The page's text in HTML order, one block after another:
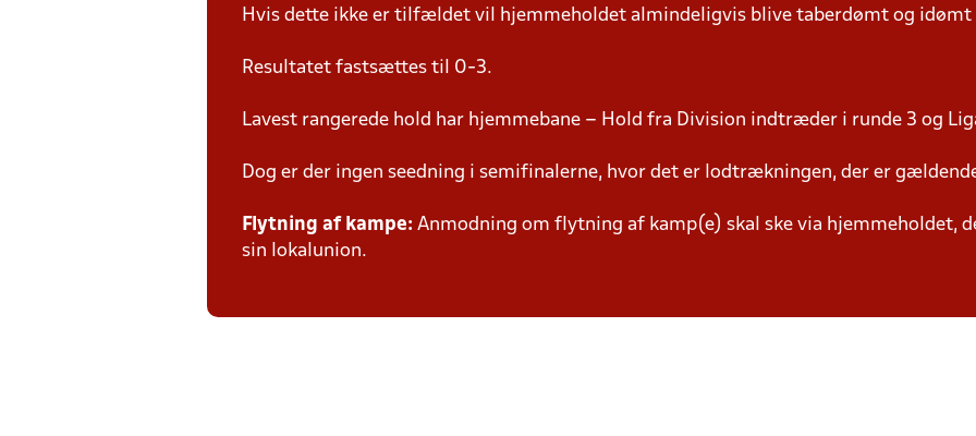
Hvis dette ikke er tilfældet vil hjemmeholdet almindeligvis blive taberdømt og idømt
Resultatet fastsættes til 0-3.
Lavest rangerede hold har hjemmebane – Hold fra Division indtræder i runde 3 og
Dog er der ingen seedning i semifinalerne, hvor det er lodtrækningen, der er
Flytning af kampe: Anmodning om flytning af kamp(e) skal ske via hjemmeholdet,
sin lokalunion.